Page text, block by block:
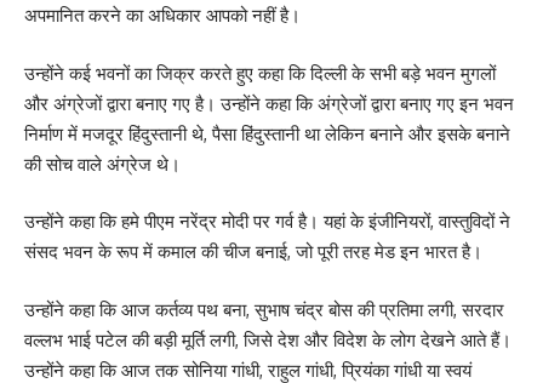
अपमानित करने का अधिकार आपको नहीं है।
उन्होंने कई भवनों का जिक्र करते हुए कहा कि दिल्ली के सभी बड़े भवन मुगलों
और अंग्रेजों द्वारा बनाए गए है। उन्होंने कहा कि अंग्रेजों द्वारा बनाए गए इन भवन
निर्माण में मजदूर हिंदुस्तानी थे, पैसा हिंदुस्तानी था लेकिन बनाने और इसके बनाने
की सोच वाले अंग्रेज थे।
उन्होंने कहा कि हमे पीएम नरेंद्र मोदी पर गर्व है। यहां के इंजीनियरों, वास्तुविदों ने
संसद भवन के रूप में कमाल की चीज बनाई, जो पूरी तरह मेड इन भारत है।
उन्होंने कहा कि आज कर्तव्य पथ बना, सुभाष चंद्र बोस की प्रतिमा लगी, सरदार
वल्लभ भाई पटेल की बड़ी मूर्ति लगी, जिसे देश और विदेश के लोग देखने आते हैं।
उन्होंने कहा कि आज तक सोनिया गांधी, राहुल गांधी, प्रियंका गांधी या स्वयं